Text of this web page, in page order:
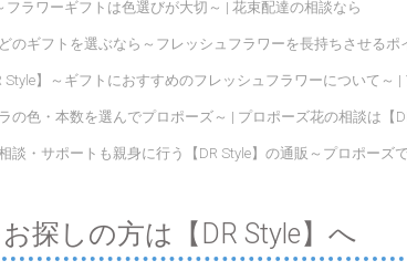
ラワーギフトは色選びが大切～ | 花束配達の相談なら
ギフトを選ぶなら～フレッシュフラワーを長持ちさせるポ
】～ギフトにおすすめのフレッシュフラワーについて～
色・本数を選んでプロポーズ～ | プロポーズ花の相談は【
・サポートも親身に行う【DR Style】の通販～プロポーズ
探しの方は【DR Style】へ